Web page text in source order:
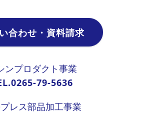
合わせ・資料請求
ンプロダクト事業
79-5636
レス部品加工事業